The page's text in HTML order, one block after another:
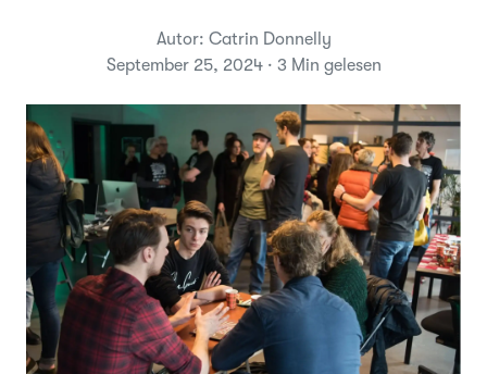
Autor: Catrin Donnelly
September 25, 2024 · 3 Min gelesen